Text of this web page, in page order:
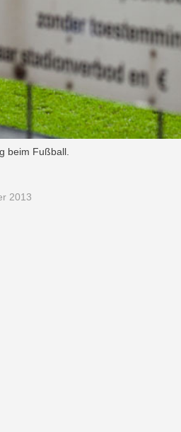
beim Fußball.
2013